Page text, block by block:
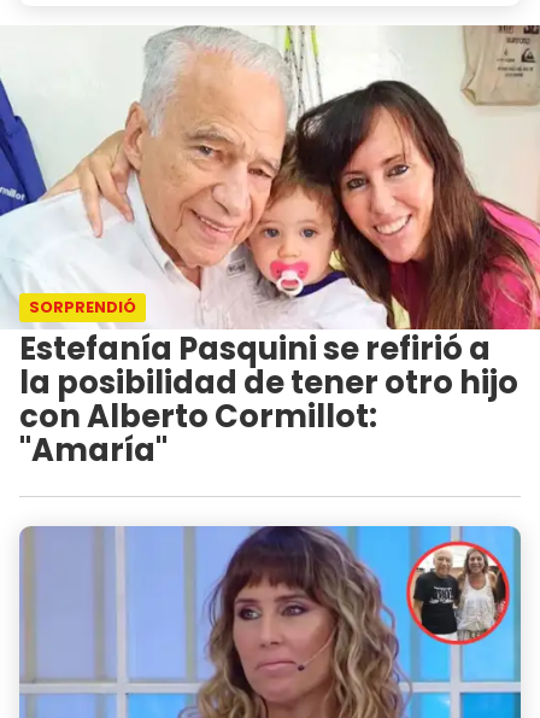
SORPRENDIÓ
Estefanía Pasquini se refirió a
la posibilidad de tener otro hijo
con Alberto Cormillot:
"Amaría"